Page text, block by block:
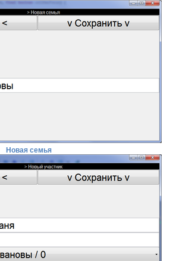
Новая семья